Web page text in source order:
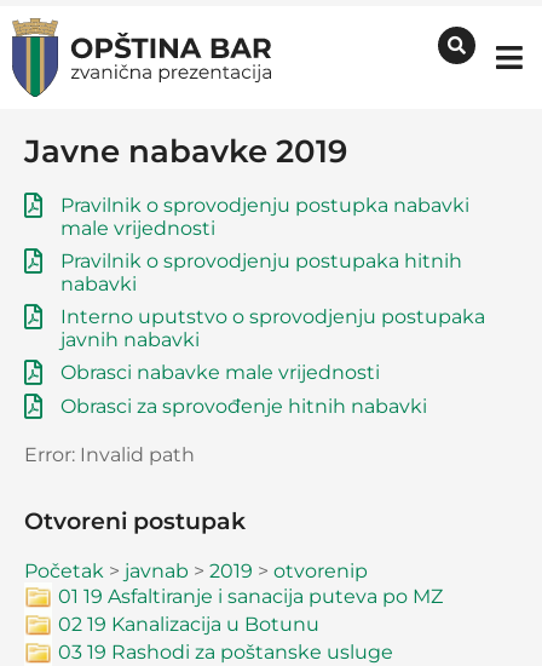
Javne nabavke 2019
Pravilnik o sprovodjenju postupka nabavki
male vrijednosti
Pravilnik o sprovodjenju postupaka hitnih
nabavki
Interno uputstvo o sprovodjenju postupaka
javnih nabavki
Obrasci nabavke male vrijednosti
Obrasci za sprovođenje hitnih nabavki
Error: Invalid path
Otvoreni postupak
Početak > javnab > 2019 > otvorenip
01 19 Asfaltiranje i sanacija puteva po MZ
02 19 Kanalizacija u Botunu
03 19 Rashodi za poštanske usluge